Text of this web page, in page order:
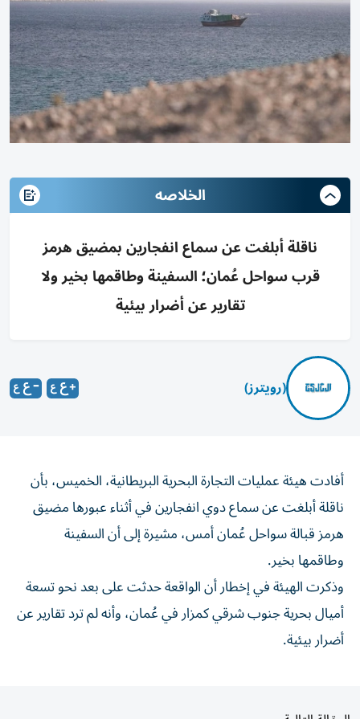
الخلاصه
ناقلة أبلغت عن سماع انفجارين بمضيق هرمز
قرب سواحل عُمان؛ السفينة وطاقمها بخير ولا
تقارير عن أضرار بيئية
(رويترز)
أفادت ‌هيئة عمليات التجارة ​البحرية البريطانية، الخميس، بأن
‌ناقلة أبلغت عن ⁠سماع دوي انفجارين في أثناء عبورها مضيق
هرمز قبالة سواحل عُمان ​أمس، مشيرة إلى أن ‌السفينة
وطاقمها بخير.
وذكرت الهيئة ⁠في إخطار أن الواقعة حدثت ​على ‌بعد نحو ‌تسعة
أميال بحرية جنوب شرقي كمزار ‌في عُمان، ‌وأنه ⁠لم ‌ترد تقارير عن
أضرار بيئية.